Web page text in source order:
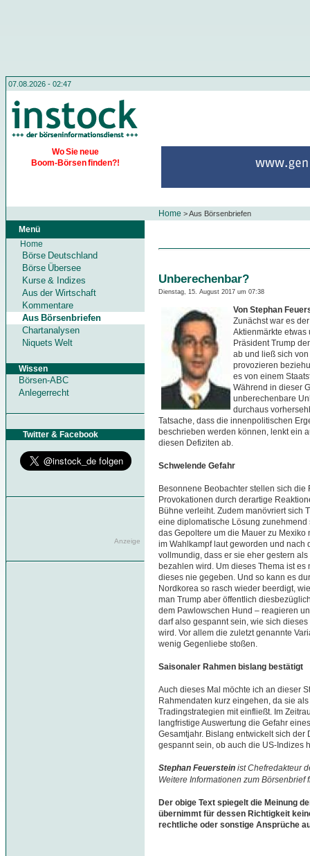
07.08.2026 - 02:47
Wo Sie neue
Boom-Börsen finden?!
Home >Aus Börsenbriefen
Menü
Home
Börse Deutschland
Börse Übersee
Kurse & Indizes
Aus der Wirtschaft
Kommentare
Aus Börsenbriefen
Chartanalysen
Niquets Welt
Wissen
Börsen-ABC
Anlegerrecht
Twitter & Facebook
Anzeige
Unberechenbar?
Dienstag, 15. August 2017 um 07:38
Von Stephan
Zunächst war es
Aktienmärkte etwas
Präsident Trump
ab und ließ sich
provozieren
es von einem
Während in dieser
unberechenbare
durchaus
Tatsache, dass die innenpolitischen
beschrieben werden können, lenkt ein
diesen Defiziten ab.
Schwelende Gefahr
Besonnene Beobachter stellen sich
Provokationen durch derartige
Bühne verleiht. Zudem manövriert sich
eine diplomatische Lösung
das Gepoltere um die Mauer zu
im Wahlkampf laut geworden und
vollmundig, dass er sie eher gestern
bezahlen wird. Um dieses Thema ist
dieses nie gegeben. Und so kann es
Nordkorea so rasch wieder beerdigt,
man Trump aber öffentlich
dem Pawlowschen Hund – reagieren
darf also gespannt sein, wie sich
wird. Vor allem die zuletzt genannte
wenig Gegenliebe stoßen.
Saisonaler Rahmen bislang bestätigt
Auch dieses Mal möchte ich an dieser
Rahmendaten kurz eingehen, da sie
Tradingstrategien mit einfließt. Im
langfristige Auswertung die Gefahr
Gesamtjahr. Bislang entwickelt sich
gespannt sein, ob auch die US-Indizes
Stephan Feuerstein ist Chefredakteur
Weitere Informationen zum Börsenbrief
Der obige Text spiegelt die Meinung
übernimmt für dessen Richtigkeit
rechtliche oder sonstige Ansprüche